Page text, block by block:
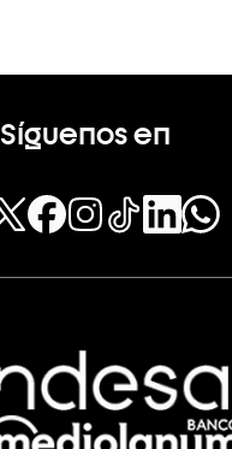
Síguenos en